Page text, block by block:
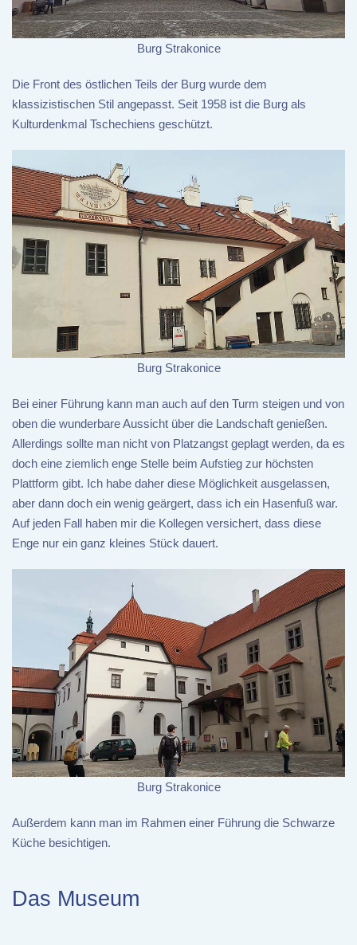
Burg Strakonice
Die Front des östlichen Teils der Burg wurde dem
klassizistischen Stil angepasst. Seit 1958 ist die Burg als
Kulturdenkmal Tschechiens geschützt.
Burg Strakonice
Bei einer Führung kann man auch auf den Turm steigen und von
oben die wunderbare Aussicht über die Landschaft genießen.
Allerdings sollte man nicht von Platzangst geplagt werden, da es
doch eine ziemlich enge Stelle beim Aufstieg zur höchsten
Plattform gibt. Ich habe daher diese Möglichkeit ausgelassen,
aber dann doch ein wenig geärgert, dass ich ein Hasenfuß war.
Auf jeden Fall haben mir die Kollegen versichert, dass diese
Enge nur ein ganz kleines Stück dauert.
Burg Strakonice
Außerdem kann man im Rahmen einer Führung die Schwarze
Küche besichtigen.
Das Museum